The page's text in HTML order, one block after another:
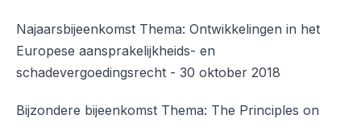
Najaarsbijeenkomst Thema: Ontwikkelingen in het
Europese aansprakelijkheids- en
schadevergoedingsrecht - 30 oktober 2018
Bijzondere bijeenkomst Thema: The Principles on